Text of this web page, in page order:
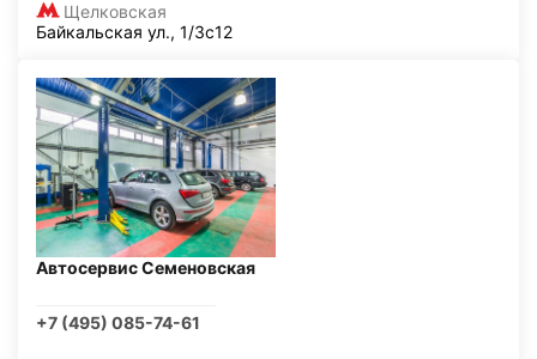
Щелковская
Байкальская ул., 1/3с12
Автосервис Семеновская
+7 (495) 085-74-61